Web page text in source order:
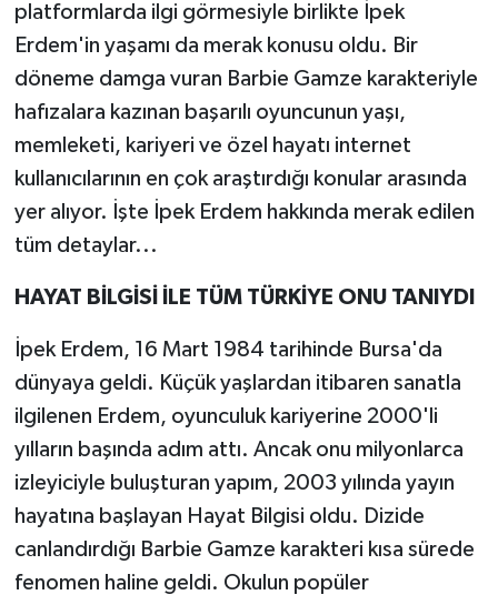
platformlarda ilgi görmesiyle birlikte İpek
Erdem'in yaşamı da merak konusu oldu. Bir
döneme damga vuran Barbie Gamze karakteriyle
hafızalara kazınan başarılı oyuncunun yaşı,
memleketi, kariyeri ve özel hayatı internet
kullanıcılarının en çok araştırdığı konular arasında
yer alıyor. İşte İpek Erdem hakkında merak edilen
tüm detaylar...
HAYAT BİLGİSİ İLE TÜM TÜRKİYE ONU TANIYDI
İpek Erdem, 16 Mart 1984 tarihinde Bursa'da
dünyaya geldi. Küçük yaşlardan itibaren sanatla
ilgilenen Erdem, oyunculuk kariyerine 2000'li
yılların başında adım attı. Ancak onu milyonlarca
izleyiciyle buluşturan yapım, 2003 yılında yayın
hayatına başlayan Hayat Bilgisi oldu. Dizide
canlandırdığı Barbie Gamze karakteri kısa sürede
fenomen haline geldi. Okulun popüler